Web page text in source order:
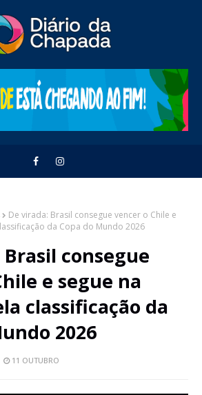
De virada: Brasil consegue vencer o Chile e
da Copa do Mundo 2026
consegue
e segue na
classificação da
2026
11 OUTUBRO